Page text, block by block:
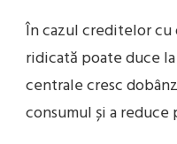
În cazul creditelor cu
ridicată poate duce
centrale cresc
consumul și a